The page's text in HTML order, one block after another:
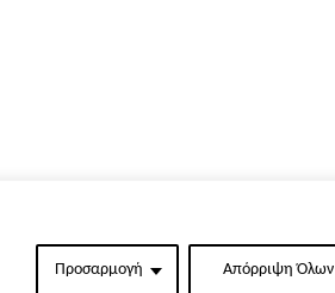
Προσαρμογή Απόρριψη Όλων